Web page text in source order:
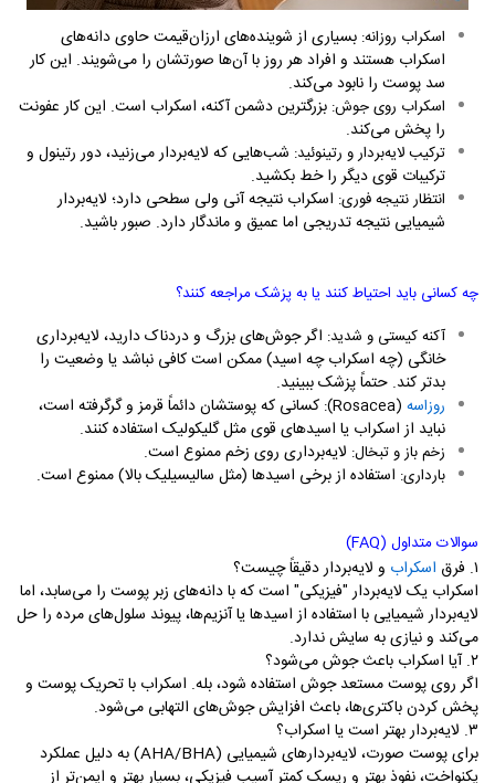
اسکراب روزانه: بسیاری از شوینده‌های ارزان‌قیمت حاوی دانه‌های
اسکراب هستند و افراد هر روز با آن‌ها صورتشان را می‌شویند. این کار
سد پوست را نابود می‌کند.
اسکراب روی جوش: بزرگترین دشمن آکنه، اسکراب است. این کار عفونت
را پخش می‌کند.
ترکیب لایه‌بردار و رتینوئید: شب‌هایی که لایه‌بردار می‌زنید، دور رتینول و
ترکیبات قوی دیگر را خط بکشید.
انتظار نتیجه فوری: اسکراب نتیجه آنی ولی سطحی دارد؛ لایه‌بردار
شیمیایی نتیجه تدریجی اما عمیق و ماندگار دارد. صبور باشید.
چه کسانی باید احتیاط کنند یا به پزشک مراجعه کنند؟
آکنه کیستی و شدید: اگر جوش‌های بزرگ و دردناک دارید، لایه‌برداری
خانگی (چه اسکراب چه اسید) ممکن است کافی نباشد یا وضعیت را
بدتر کند. حتماً پزشک ببینید.
روزاسه (
Rosacea
): کسانی که پوستشان دائماً قرمز و گر‌گرفته است،
نباید از اسکراب یا اسیدهای قوی مثل گلیکولیک استفاده کنند.
زخم باز و تبخال: لایه‌برداری روی زخم ممنوع است.
بارداری: استفاده از برخی اسیدها (مثل سالیسیلیک بالا) ممنوع است.
سوالات متداول (FAQ
)
۱. فرق اسکراب و لایه‌بردار دقیقاً چیست؟
اسکراب یک لایه‌بردار "فیزیکی" است که با دانه‌های زبر پوست را می‌سابد، اما
لایه‌بردار شیمیایی با استفاده از اسیدها یا آنزیم‌ها، پیوند سلول‌های مرده را حل
می‌کند و نیازی به سایش ندارد.
۲. آیا اسکراب باعث جوش می‌شود؟
اگر روی پوست مستعد جوش استفاده شود، بله. اسکراب با تحریک پوست و
پخش کردن باکتری‌ها، باعث افزایش جوش‌های التهابی می‌شود.
۳. لایه‌بردار بهتر است یا اسکراب؟
برای پوست صورت، لایه‌بردارهای شیمیایی (AHA/BHA) به دلیل عملکرد